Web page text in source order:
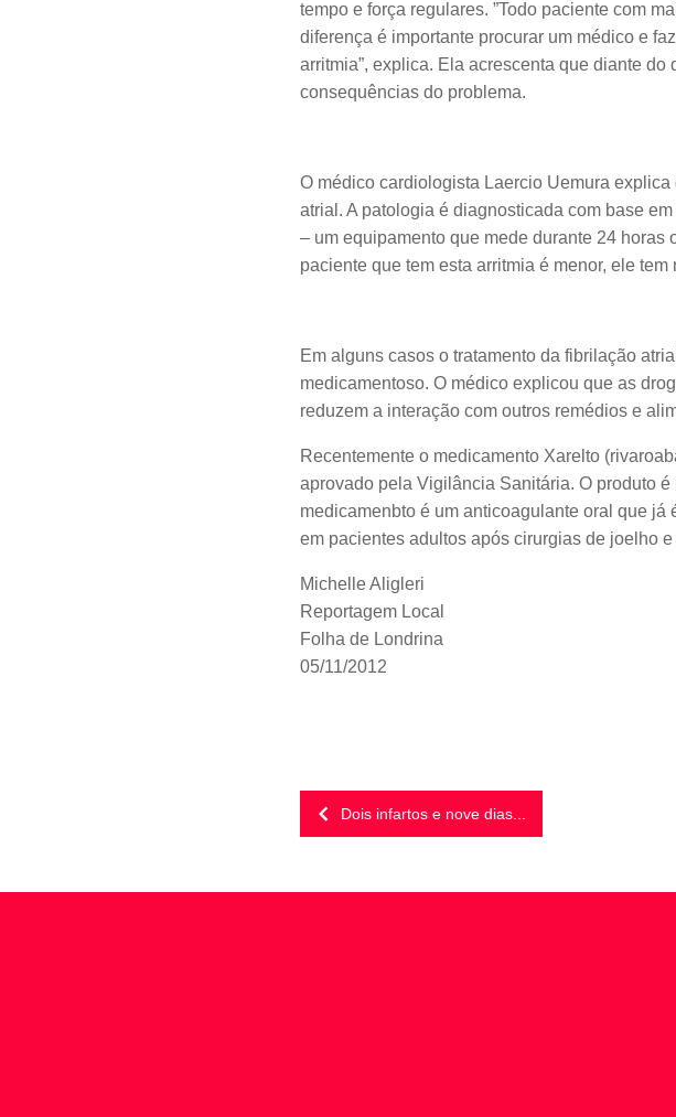
tempo e força regulares. ”Todo paciente com
diferença é importante procurar um médico e
arritmia”, explica. Ela acrescenta que diante
consequências do problema.
O médico cardiologista Laercio Uemura
atrial. A patologia é diagnosticada com base
– um equipamento que mede durante 24 horas
paciente que tem esta arritmia é menor, ele
Em alguns casos o tratamento da fibrilação
medicamentoso. O médico explicou que as
reduzem a interação com outros remédios e
Recentemente o medicamento Xarelto
aprovado pela Vigilância Sanitária. O produto
medicamenbto é um anticoagulante oral que
em pacientes adultos após cirurgias de joelho
Michelle Aligleri
Reportagem Local
Folha de Londrina
05/11/2012
Dois infartos e nove dias...